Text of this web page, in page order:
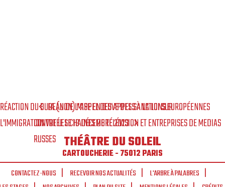
LA (NON) MISE EN ŒUVE DES SANCTIONS EUROPÉENNES
CONTRE LES CHAINES DE TÉLÉVISION ET ENTREPRISES DE MEDIAS
RUSSES
RÉACTION DU BUREAU DE L’APPEL DES APPELS À LA LOI SUR
L'IMMIGRATION VOTÉE LE 19 DÉCEMBRE 2023
THÉÂTRE DU SOLEIL
CARTOUCHERIE - 75012 PARIS
CONTACTEZ-NOUS
RECEVOIR NOS ACTUALITÉS
L'ARBRE À PALABRES